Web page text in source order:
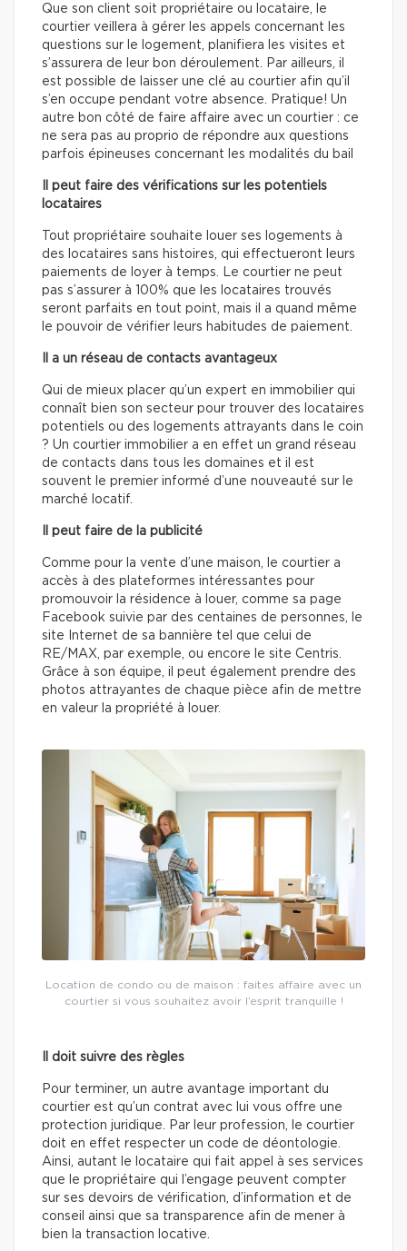
Que son client soit propriétaire ou locataire, le
courtier veillera à gérer les appels concernant les
questions sur le logement, planifiera les visites et
s’assurera de leur bon déroulement. Par ailleurs, il
est possible de laisser une clé au courtier afin qu’il
s’en occupe pendant votre absence. Pratique! Un
autre bon côté de faire affaire avec un courtier : ce
ne sera pas au proprio de répondre aux questions
parfois épineuses concernant les modalités du bail
Il peut faire des vérifications sur les potentiels
locataires
Tout propriétaire souhaite louer ses logements à
des locataires sans histoires, qui effectueront leurs
paiements de loyer à temps. Le courtier ne peut
pas s’assurer à 100% que les locataires trouvés
seront parfaits en tout point, mais il a quand même
le pouvoir de vérifier leurs habitudes de paiement.
Il a un réseau de contacts avantageux
Qui de mieux placer qu’un expert en immobilier qui
connaît bien son secteur pour trouver des locataires
potentiels ou des logements attrayants dans le coin
? Un courtier immobilier a en effet un grand réseau
de contacts dans tous les domaines et il est
souvent le premier informé d’une nouveauté sur le
marché locatif.
Il peut faire de la publicité
Comme pour la vente d’une maison, le courtier a
accès à des plateformes intéressantes pour
promouvoir la résidence à louer, comme sa page
Facebook suivie par des centaines de personnes, le
site Internet de sa bannière tel que celui de
RE/MAX, par exemple, ou encore le site Centris.
Grâce à son équipe, il peut également prendre des
photos attrayantes de chaque pièce afin de mettre
en valeur la propriété à louer.
Location de condo ou de maison : faites affaire avec un
courtier si vous souhaitez avoir l’esprit tranquille !
Il doit suivre des règles
Pour terminer, un autre avantage important du
courtier est qu’un contrat avec lui vous offre une
protection juridique. Par leur profession, le courtier
doit en effet respecter un code de déontologie.
Ainsi, autant le locataire qui fait appel à ses services
que le propriétaire qui l’engage peuvent compter
sur ses devoirs de vérification, d’information et de
conseil ainsi que sa transparence afin de mener à
bien la transaction locative.